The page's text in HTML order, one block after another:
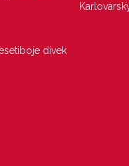
dívek